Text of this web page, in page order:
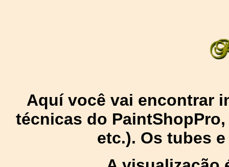
Aquí você vai encontrar
técnicas do
etc.). Os tubes